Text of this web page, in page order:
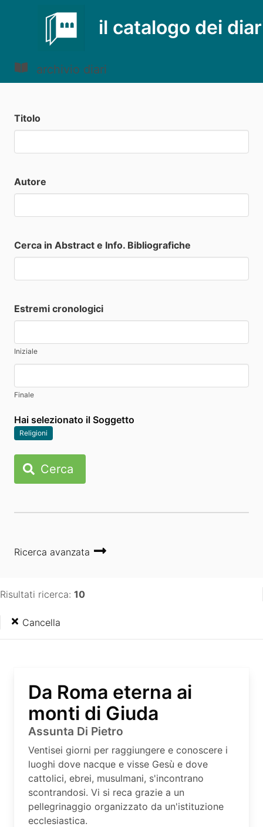
il catalogo dei
archivio diari
Titolo
Autore
Cerca in Abstract e Info. Bibliografiche
Estremi cronologici
Iniziale
Finale
Hai selezionato il Soggetto
Religioni
Cerca
Ricerca avanzata
Risultati ricerca: 10
Cancella
Da Roma eterna ai
monti di Giuda
Assunta Di Pietro
Ventisei giorni per raggiungere e conoscere i
luoghi dove nacque e visse Gesù e dove
cattolici, ebrei, musulmani, s'incontrano
scontrandosi. Vi si reca grazie a un
pellegrinaggio organizzato da un'istituzione
ecclesiastica.